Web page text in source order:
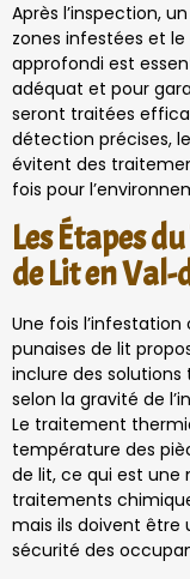
Après l’inspection,
zones infestées et
approfondi est
adéquat et pour
seront traitées
détection précises,
évitent des
fois pour
Les Étapes
de Lit en Val-
Une fois
punaises de lit
inclure des
selon la gravité de
Le traitement
température des
de lit, ce qui est
traitements
mais ils doivent être
sécurité des